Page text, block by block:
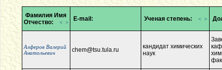
Фамилия Имя
Отчество:
< > E-mail: Ученая степень: < >
Алферов Валерий
Анатольевич
chem@tsu.tula.ru
кандидат химических
наук